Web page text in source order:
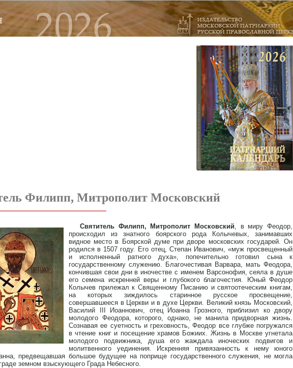
Филипп, Митрополит Московский
Святитель Филипп, Митрополит Московский, в миру Феодор,
происходил из знатного боярского рода Колычевых, занимавших
видное место в Боярской думе при дворе московских государей. Он
родился в 1507 году. Его отец, Степан Иванович, «муж просвещенный
и исполненный ратного духа», попечительно готовил сына к
государственному служению. Благочестивая Варвара, мать Феодора,
кончившая свои дни в иночестве с именем Варсонофия, сеяла в душе
его семена искренней веры и глубокого благочестия. Юный Феодор
Колычев прилежал к Священному Писанию и святоотеческим книгам,
на которых зиждилось старинное русское просвещение,
совершавшееся в Церкви и в духе Церкви. Великий князь Московский,
Василий III Иоаннович, отец Иоанна Грозного, приблизил ко двору
молодого Феодора, которого, однако, не манила придворная жизнь.
Сознавая ее суетность и греховность, Феодор все глубже погружался
в чтение книг и посещение храмов Божиих. Жизнь в Москве угнетала
молодого подвижника, душа его жаждала иноческих подвигов и
молитвенного уединения. Искренняя привязанность к нему юного
предвещавшая большое будущее на поприще государственного служения, не могла
земном взыскующего Града Небесного.